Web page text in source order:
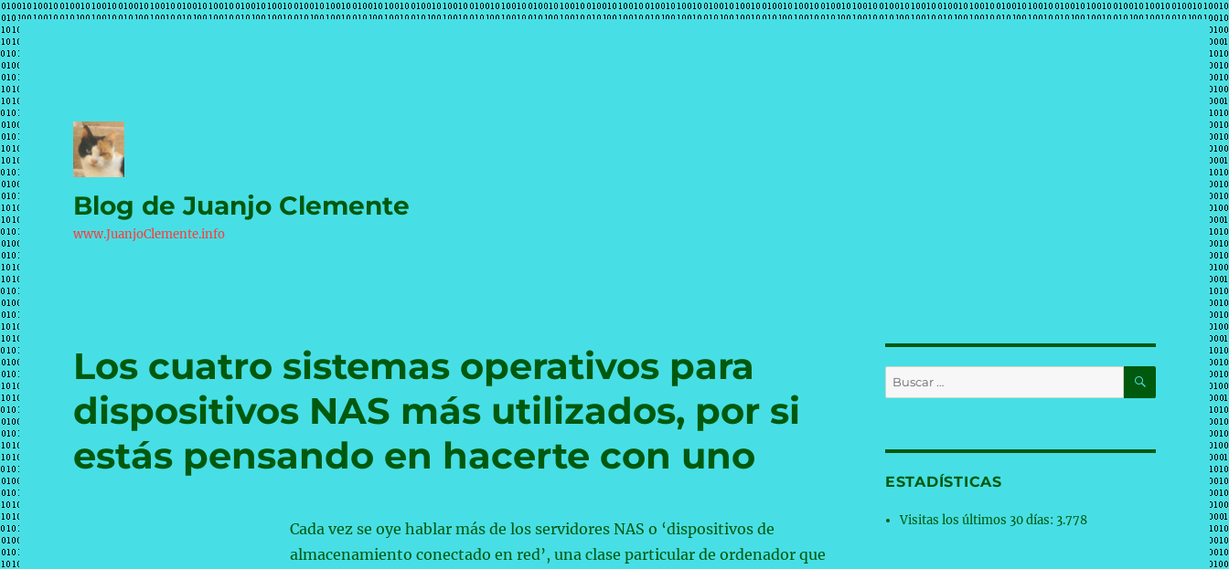
Blog de Juanjo Clemente
www.JuanjoClemente.info
Los cuatro sistemas operativos para
dispositivos NAS más utilizados, por si
estás pensando en hacerte con uno
Cada vez se oye hablar más de los servidores NAS o ‘dispositivos de
almacenamiento conectado en red’, una clase particular de ordenador que
Buscar
por:
BUSCAR
ESTADÍSTICAS
Visitas los últimos 30 días: 3.778